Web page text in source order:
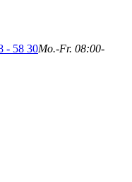
- 58 30Mo.-Fr. 08:00-